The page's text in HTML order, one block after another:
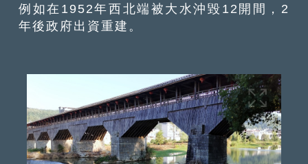
例如在1952年西北端被大水沖毀12開間，2
年後政府出資重建。